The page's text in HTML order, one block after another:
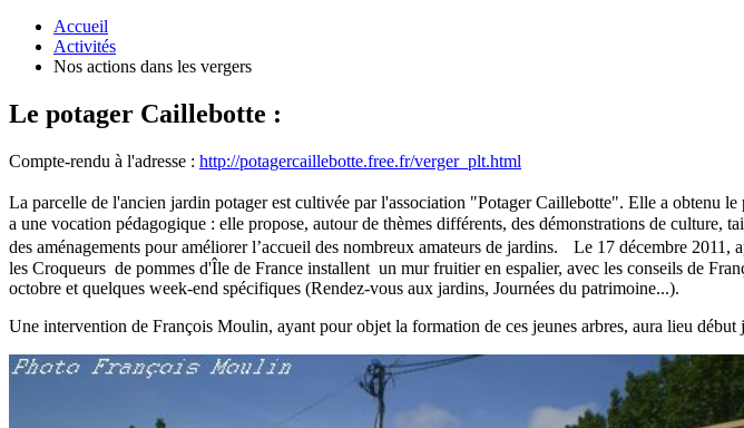
Accueil
Activités
Nos actions dans les vergers
Le potager Caillebotte :
Compte-rendu à l'adresse : http://potagercaillebotte.free.fr/verger_plt.html
La parcelle de l'ancien jardin potager est cultivée par l'association "Potager Caillebotte". Elle a obtenu
a une vocation pédagogique : elle propose, autour de thèmes différents, des démonstrations de
des aménagements pour améliorer l’accueil des nombreux amateurs de jardins. Le 17 décembre
les Croqueurs de pommes d'Île de France installent un mur fruitier en espalier, avec les conseils de
octobre et quelques week-end spécifiques (Rendez-vous aux jardins, Journées du patrimoine...).
Une intervention de François Moulin, ayant pour objet la formation de ces jeunes arbres, aura lieu début